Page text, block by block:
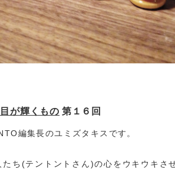
が輝くもの 第１６回
編集長のユミズタキスです。
ち(テントントさん)の心をウキウキさ